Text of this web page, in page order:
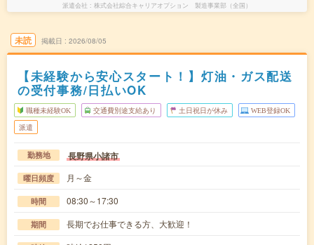
派遣会社 株式会社綜合キャリアオプション 製造事業部（全国）
未読 掲載日 2026/08/05
【未経験から安心スタート！】灯油・ガス配送
の受付事務/日払いOK
職種未経験OK 交通費別途支給あり 土日祝日が休み WEB登録OK
派遣
勤務地 長野県小諸市
曜日頻度 月～金
時間 08:30～17:30
期間 長期でお仕事できる方、大歓迎！